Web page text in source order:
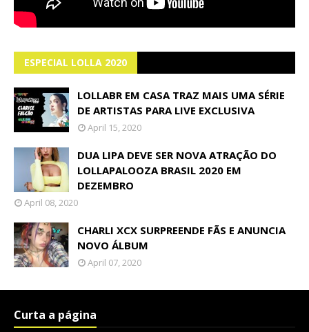
ESPECIAL LOLLA 2020
LOLLABR EM CASA TRAZ MAIS UMA SÉRIE
DE ARTISTAS PARA LIVE EXCLUSIVA
April 15, 2020
DUA LIPA DEVE SER NOVA ATRAÇÃO DO
LOLLAPALOOZA BRASIL 2020 EM
DEZEMBRO
April 08, 2020
CHARLI XCX SURPREENDE FÃS E ANUNCIA
NOVO ÁLBUM
April 07, 2020
Curta a página